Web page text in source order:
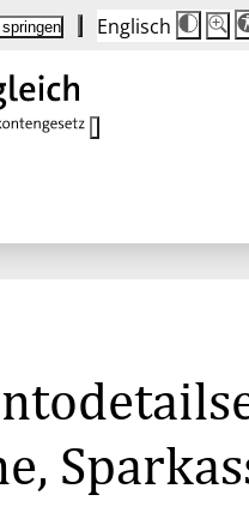
Englisch
Die
auf
100
100